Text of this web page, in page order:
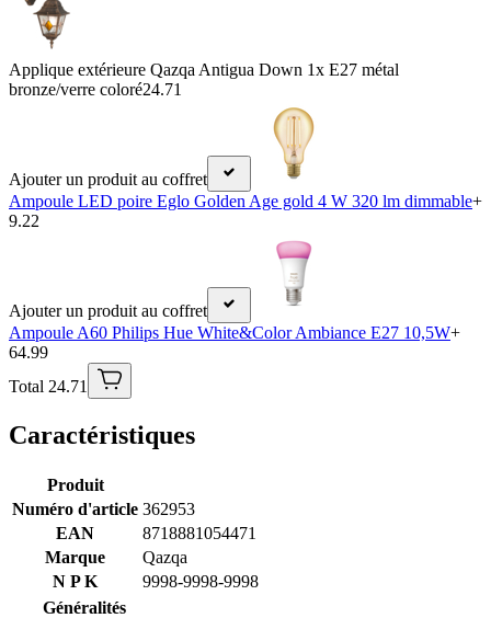
Applique extérieure Qazqa Antigua Down 1x E27 métal
bronze/verre coloré24.71
Ajouter un produit au coffret
Ampoule LED poire Eglo Golden Age gold 4 W 320 lm dimmable+
9.22
Ajouter un produit au coffret
Ampoule A60 Philips Hue White&Color Ambiance E27 10,5W+
64.99
Total 24.71
Caractéristiques
Produit
Numéro d'article 362953
EAN
8718881054471
Marque
Qazqa
N P K
9998-9998-9998
Généralités